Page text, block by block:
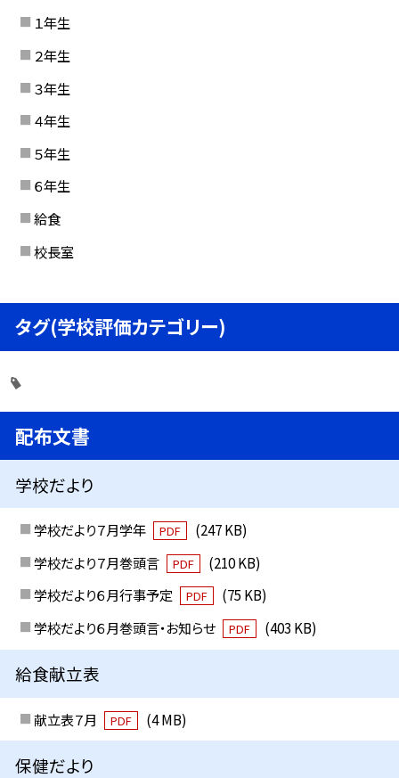
１年生
２年生
３年生
４年生
５年生
６年生
給食
校長室
タグ(学校評価カテゴリー)
配布文書
学校だより
学校だより７月学年 PDF
(247 KB)
学校だより７月巻頭言
PDF
(210 KB)
学校だより６月行事予定
PDF
(75 KB)
学校だより６月巻頭言・お知らせ
PDF (403 KB)
給食献立表
献立表７月 PDF (4 MB)
保健だより